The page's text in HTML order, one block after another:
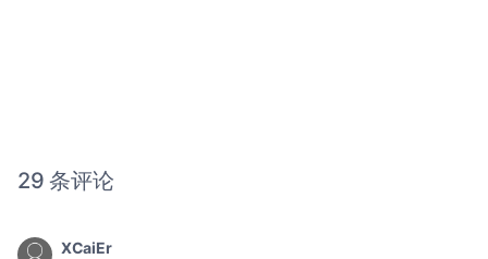
29 条评论
XCaiEr